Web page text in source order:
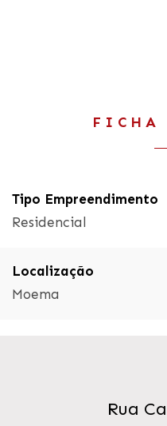
FICHA
Tipo Empreendimento
Residencial
Localização
Moema
Rua